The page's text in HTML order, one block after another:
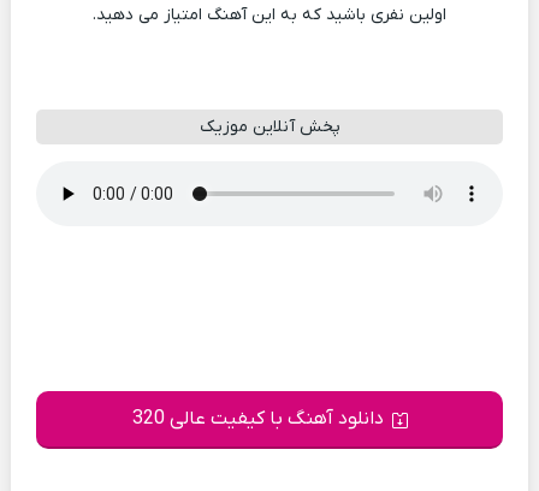
اولین نفری باشید که به این آهنگ امتیاز می دهید.
پخش آنلاین موزیک
دانلود آهنگ با کیفیت عالی 320